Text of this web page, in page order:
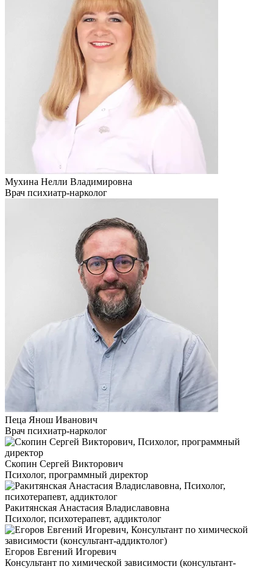
Мухина Нелли Владимировна
Врач психиатр-нарколог
Пеца Янош Иванович
Врач психиатр-нарколог
Скопин Сергей Викторович
Психолог, программный директор
Ракитянская Анастасия Владиславовна
Психолог, психотерапевт, аддиктолог
Егоров Евгений Игоревич
Консультант по химической зависимости (консультант-